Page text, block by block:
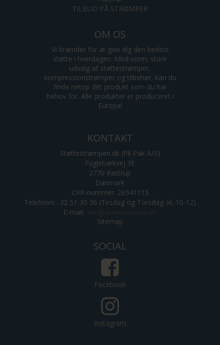
TILBUD PÅ STRØMPER
OM OS
Vi brænder for at give dig den bedste
støtte i hverdagen. Med vores store
udvalg af støttestrømper,
kompressionstrømper og tilbehør, kan du
finde netop dét produkt som du har
behov for. Alle produkter er produceret i
Europa!
KONTAKT
Støttestrømpen.dk (Pil-Pak A/S)
Fuglebækvej 3E
2770 Kastrup
Danmark
CVR-nummer: 26541115
Telefonnr.: 32 51 30 36 (Tirsdag og Torsdag: kl. 10-12)
E-mail:
Sitemap
SOCIAL
Facebook
Instagram